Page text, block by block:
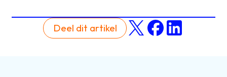
Deel dit artikel